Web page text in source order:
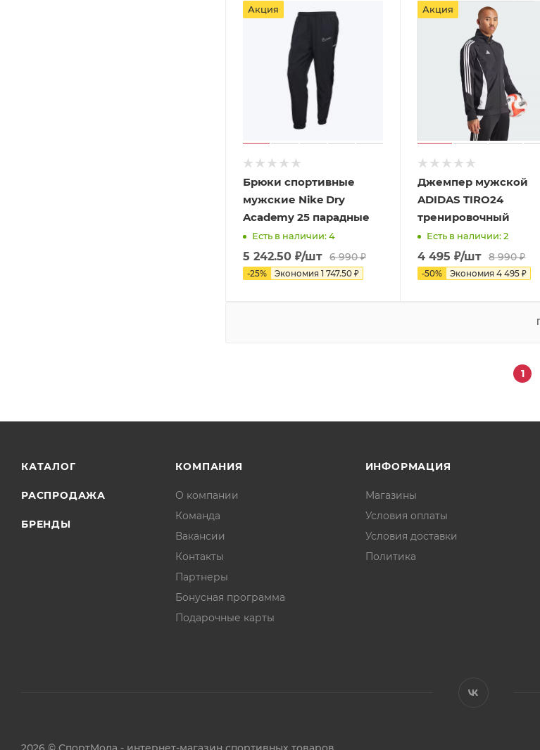
Акция
Брюки спортивные
мужские Nike Dry
Academy 25 парадные
Есть в наличии: 4
5 242.50 ₽/шт 6 990₽
-25% Экономия 1 747.50 ₽
Акция
Джемпер мужской
ADIDAS TIRO24
тренировочный
Есть в наличии: 2
4 495 ₽/шт 8 990₽
-50% Экономия4 495 ₽
1
КАТАЛОГ
РАСПРОДАЖА
БРЕНДЫ
КОМПАНИЯ
О компании
Команда
Вакансии
Контакты
Партнеры
Бонусная программа
Подарочные карты
ИНФОРМАЦИЯ
Магазины
Условия оплаты
Условия доставки
Политика